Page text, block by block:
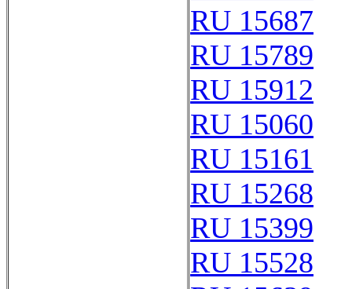
RU 15687
RU 15789
RU 15912
RU 15060
RU 15161
RU 15268
RU 15399
RU 15528